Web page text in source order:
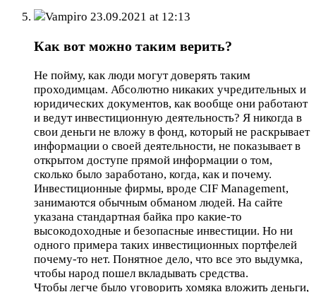
Vampiro 23.09.2021 at 12:13
Как вот можно таким верить?
Не пойму, как люди могут доверять таким
проходимцам. Абсолютно никаких учредительных и
юридических документов, как вообще они работают
и ведут инвестиционную деятельность? Я никогда в
свои деньги не вложу в фонд, который не раскрывает
информации о своей деятельности, не показывает в
открытом доступе прямой информации о том,
сколько было заработано, когда, как и почему.
Инвестиционные фирмы, вроде CIF Management,
занимаются обычным обманом людей. На сайте
указана стандартная байка про какие-то
высокодоходные и безопасные инвестиции. Но ни
одного примера таких инвестиционных портфелей
почему-то нет. Понятное дело, что все это выдумка,
чтобы народ пошел вкладывать средства.
Чтобы легче было уговорить хомяка вложить деньги,